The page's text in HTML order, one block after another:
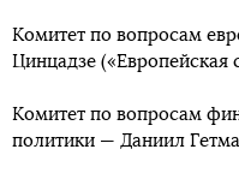
Комитет по вопросам
Цинцадзе («Европейская
Комитет по вопросам
политики — Даниил